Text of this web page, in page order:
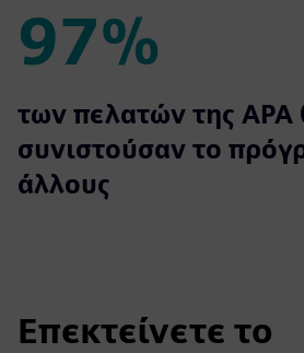
97%
97%
των πελατών της APA
συνιστούσαν το
άλλους
Επεκτείνετε το